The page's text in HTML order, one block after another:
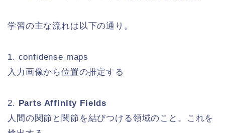
学習の主な流れは以下の通り。
1. confidense maps
入力画像から位置の推定する
2. Parts Affinity Fields
人間の関節と関節を結びつける領域のこと。これを